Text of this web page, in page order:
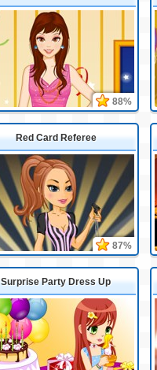
88%
Red Card Referee
87%
Surprise Party Dress Up